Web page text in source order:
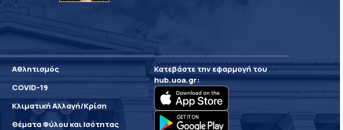
Αθλητισμός
COVID-19
Κλιματική Αλλαγή/Κρίση
Θέματα Φύλου και Ισότητας
Κατεβάστε την εφαρμογή του
hub.uoa.gr: